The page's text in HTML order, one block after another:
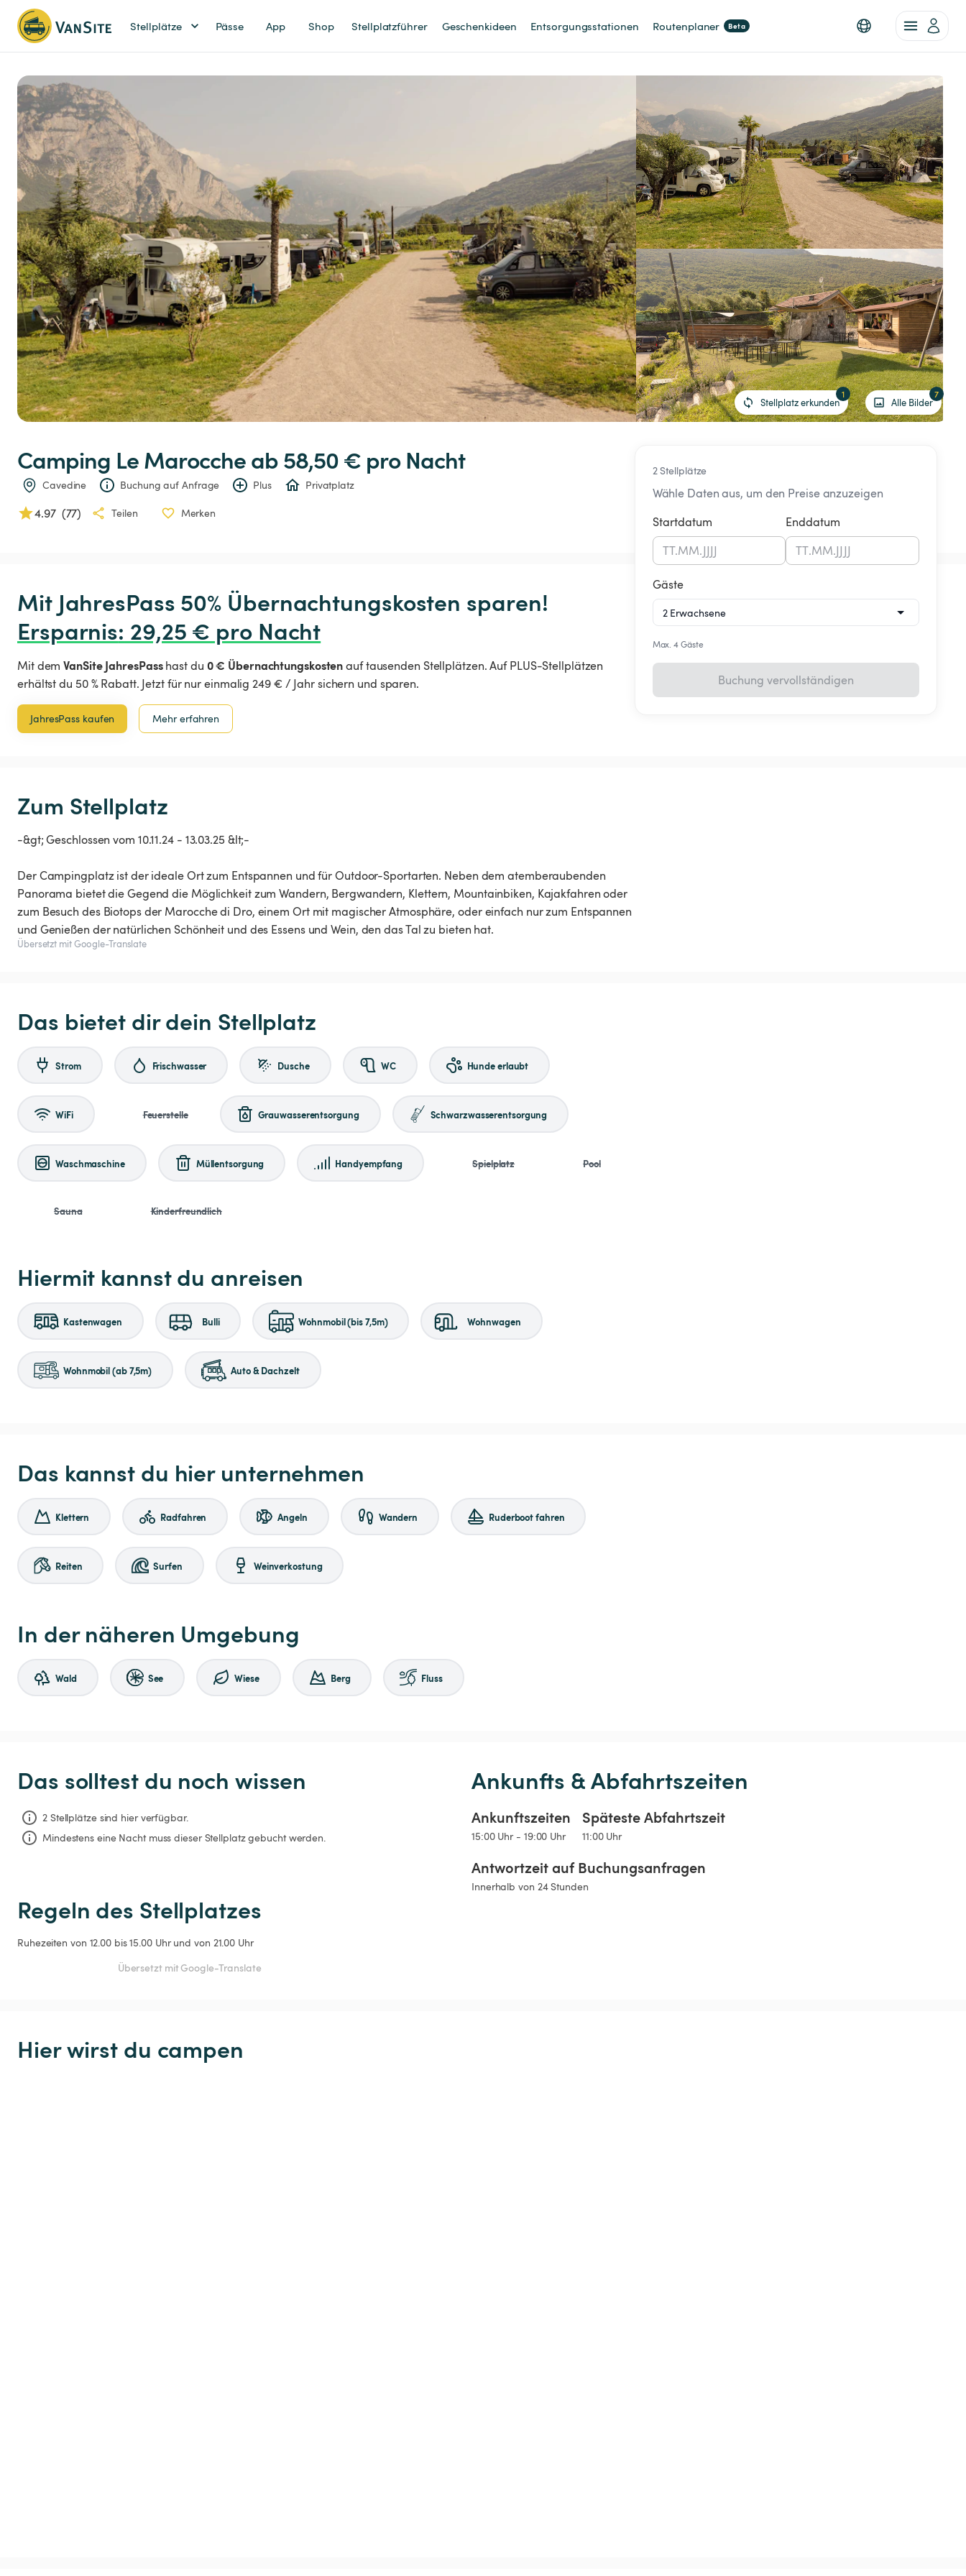
Stellplätze Pässe App Shop Stellplatzführer Geschenkideen Entsorgungsstationen Routenplaner Beta
Alle Bilder
7
Stellplatz erkunden
1
Camping LeMarocche ab 58,50 € pro Nacht
Cavedine Buchung auf Anfrage Plus Privatplatz
4.97 (77) Teilen Merken
2 Stellplätze
Wähle Daten aus, um den Preise anzuzeigen
Startdatum
TT.MM.JJJJ
Enddatum
TT.MM.JJJJ
Gäste
Max. 4 Gäste
Buchung vervollständigen
Ersparnis: 29,25 € pro Nacht
Mit demVanSite JahresPasshast du 0 € Übernachtungskostenauf tausenden Stellplätzen. Auf PLUS-Stellplätzen
erhältst du 50 % Rabatt. Jetzt für nur einmalig 249 € / Jahr sichern und sparen.
JahresPass kaufen Mehr erfahren
Zum Stellplatz
-&gt; Geschlossen vom 10.11.24 - 13.03.25 &lt;-
Der Campingplatz ist der ideale Ort zum Entspannen und für Outdoor-Sportarten. Neben dem atemberaubenden
Panorama bietet die Gegend die Möglichkeit zum Wandern, Bergwandern, Klettern, Mountainbiken, Kajakfahren oder
zum Besuch des Biotops der Marocche di Dro, einem Ort mit magischer Atmosphäre, oder einfach nur zum Entspannen
und Genießen der natürlichen Schönheit und des Essens und Wein, den das Tal zu bieten hat.
Übersetzt mit Google-Translate
Das bietet dir dein Stellplatz
Strom Frischwasser Dusche WC Hunde erlaubt
WiFi Feuerstelle Grauwasserentsorgung Schwarzwasserentsorgung
Waschmaschine Müllentsorgung Handyempfang Spielplatz Pool
Sauna Kinderfreundlich
Hiermit kannst du anreisen
Kastenwagen Bulli Wohnmobil (bis 7,5m) Wohnwagen
Wohnmobil (ab 7,5m) Auto & Dachzelt
Das kannst du hier unternehmen
Klettern Radfahren Angeln Wandern Ruderboot fahren
Reiten Surfen Weinverkostung
In der näheren Umgebung
Wald See Wiese Berg Fluss
Das solltest du noch wissen
2 Stellplätze sind hier verfügbar.
Mindestens eine Nacht muss dieser Stellplatz gebucht werden.
Ankunfts & Abfahrtszeiten
Ankunftszeiten
15:00 Uhr - 19:00 Uhr
Späteste Abfahrtszeit
11:00 Uhr
Antwortzeit auf Buchungsanfragen
Innerhalb von 24 Stunden
Regeln des Stellplatzes
Ruhezeiten von 12.00 bis 15.00 Uhr und von 21.00 Uhr
Übersetzt mit Google-Translate
Hier wirst du campen